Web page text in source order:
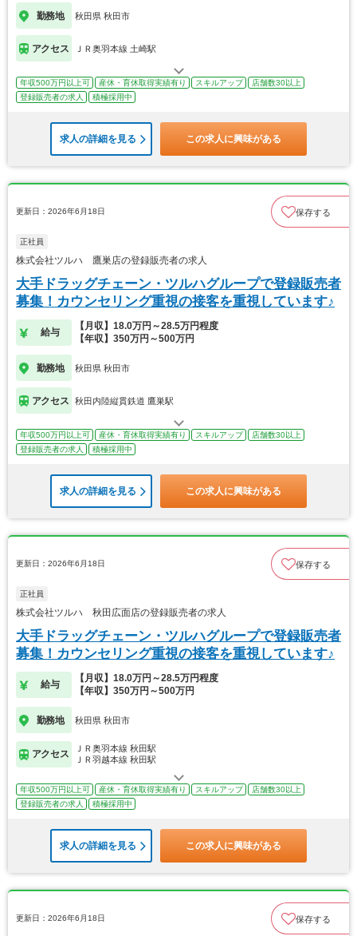
勤務地 秋田県 秋田市
アクセス ＪＲ奥羽本線 土崎駅
年収500万円以上可 産休・育休取得実績有り スキルアップ
店舗数30以上
登録販売者の求人
積極採用中
求人の詳細を見る この求人に興味がある
更新日：2026年6月18日 保存する
正社員
株式会社ツルハ 鷹巣店の登録販売者の求人
大手ドラッグチェーン・ツルハグループで登録販売者
募集！カウンセリング重視の接客を重視しています♪
給与
【月収】18.0万円～28.5万円程度
【年収】350万円～500万円
勤務地 秋田県 秋田市
アクセス 秋田内陸縦貫鉄道 鷹巣駅
年収500万円以上可 産休・育休取得実績有り スキルアップ
店舗数30以上
登録販売者の求人
積極採用中
求人の詳細を見る この求人に興味がある
更新日：2026年6月18日 保存する
正社員
株式会社ツルハ 秋田広面店の登録販売者の求人
大手ドラッグチェーン・ツルハグループで登録販売者
募集！カウンセリング重視の接客を重視しています♪
給与
【月収】18.0万円～28.5万円程度
【年収】350万円～500万円
勤務地 秋田県 秋田市
アクセス
ＪＲ奥羽本線 秋田駅
ＪＲ羽越本線 秋田駅
年収500万円以上可 産休・育休取得実績有り スキルアップ
店舗数30以上
登録販売者の求人
積極採用中
求人の詳細を見る この求人に興味がある
更新日：2026年6月18日 保存する